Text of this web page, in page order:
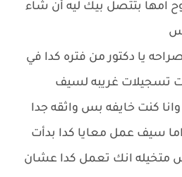
امها بتتصل بيك ليه أن شاء
يا دكتور من فتره كدا في
تسجيلات غريبه لسيف
وانا كنت خايفه بس واثقه جدا
سيف عمل معايا كدا بدأت
متخيله انك تعمل كدا عشان